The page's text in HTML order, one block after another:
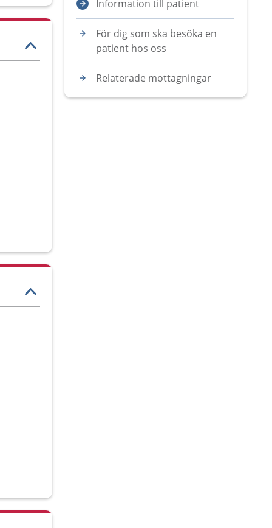
Information till patient
För dig som ska besöka en
patient hos oss
Relaterade mottagningar